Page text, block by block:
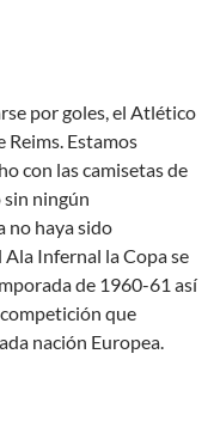
por goles, el Atlético
Reims. Estamos
con las camisetas de
ningún
no haya sido
Infernal la Copa se
de 1960-61 así
que
nación Europea.